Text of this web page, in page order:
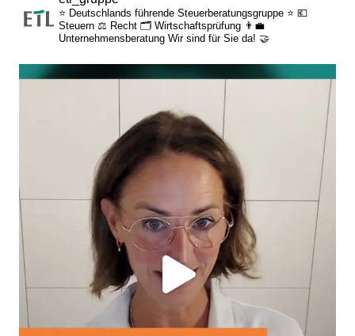
⭐ Deutschlands führende Steuerberatungsgruppe ⭐ 💶
Steuern ⚖️ Recht 🗂️ Wirtschaftsprüfung 👨‍💼
Unternehmensberatung Wir sind für Sie da! 🤝